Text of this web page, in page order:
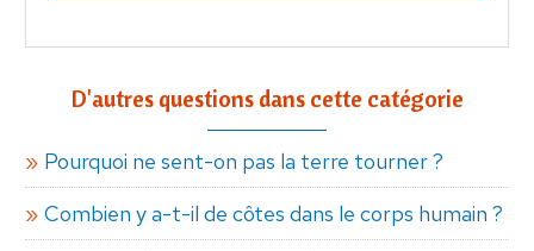
D'autres questions dans cette catégorie
Pourquoi ne sent-on pas la terre tourner ?
Combien y a-t-il de côtes dans le corps humain ?